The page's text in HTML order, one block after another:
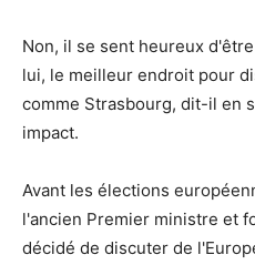
Non, il se sent heureux
lui, le meilleur endroit pour
comme Strasbourg, dit-il en
impact.
Avant les élections
l'ancien Premier ministre et
décidé de discuter de